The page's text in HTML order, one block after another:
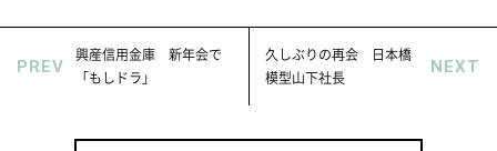
PREV
興産信用金庫 新年会で
「もしドラ」
久しぶりの再会 日本橋
模型山下社長
NEXT